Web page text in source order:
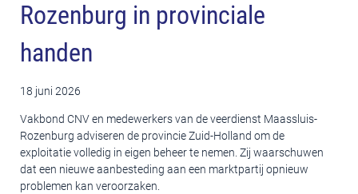
Rozenburg in provinciale
handen
18 juni 2026
Vakbond CNV en medewerkers van de veerdienst Maassluis-
Rozenburg adviseren de provincie Zuid-Holland om de
exploitatie volledig in eigen beheer te nemen. Zij waarschuwen
dat een nieuwe aanbesteding aan een marktpartij opnieuw
problemen kan veroorzaken.